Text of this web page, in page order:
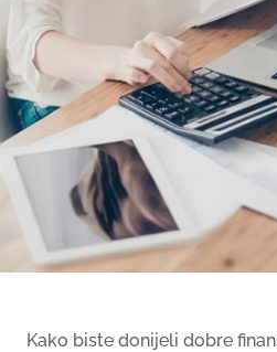
Kako biste donijeli dobre